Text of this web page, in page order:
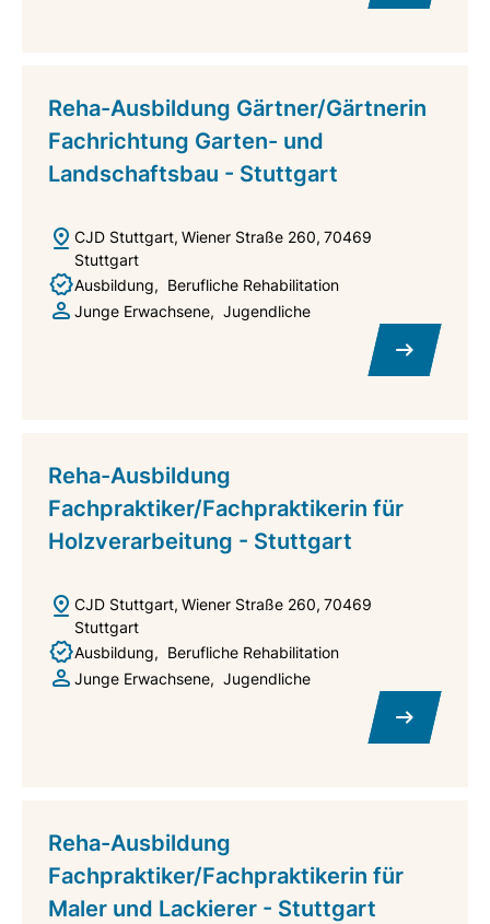
Reha-Ausbildung Gärtner/Gärtnerin
Fachrichtung Garten- und
Landschaftsbau - Stuttgart
CJD Stuttgart Wiener Straße 260 70469
Stuttgart
Ausbildung
Berufliche Rehabilitation
Junge Erwachsene
Jugendliche
Reha-Ausbildung
Fachpraktiker/Fachpraktikerin für
Holzverarbeitung - Stuttgart
CJD Stuttgart Wiener Straße 260 70469
Stuttgart
Ausbildung
Berufliche Rehabilitation
Junge Erwachsene
Jugendliche
Reha-Ausbildung
Fachpraktiker/Fachpraktikerin für
Maler und Lackierer - Stuttgart